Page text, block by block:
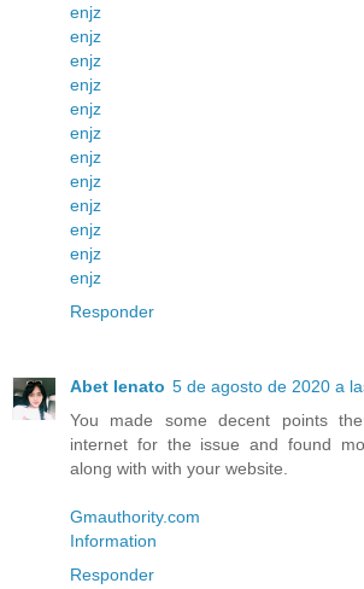
enjz
enjz
enjz
enjz
enjz
enjz
enjz
enjz
enjz
enjz
enjz
enjz
Responder
Abet lenato 5 de agosto de 2020 a
You made some decent points
internet for the issue and found
along with with your website.
Gmauthority.com
Information
Responder